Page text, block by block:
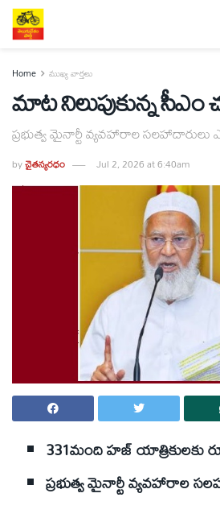
Home ముఖ్య వార్తలు
మాట నిలుపుకున్న సీఎం
ప్రభుత్వ మైనార్టీ వ్యవహారాల సలహాదారులు
byచైతన్యరధం Jul 2, 2026 at 6:40am
331మంది హజ్ యాత్రికులకు
ప్రభుత్వ మైనార్టీ వ్యవహారాల